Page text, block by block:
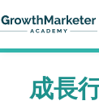
成長